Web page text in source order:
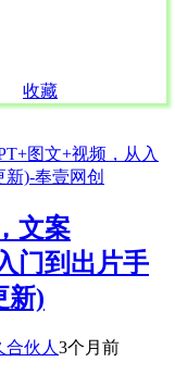
收藏
文案
门到出片手
新)
3个月前